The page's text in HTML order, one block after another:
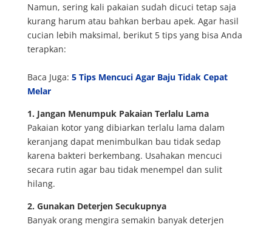
Namun, sering kali pakaian sudah dicuci tetap saja
kurang harum atau bahkan berbau apek. Agar hasil
cucian lebih maksimal, berikut 5 tips yang bisa Anda
terapkan:
Baca Juga: 5 Tips Mencuci Agar Baju Tidak Cepat
Melar
1. Jangan Menumpuk Pakaian Terlalu Lama
Pakaian kotor yang dibiarkan terlalu lama dalam
keranjang dapat menimbulkan bau tidak sedap
karena bakteri berkembang. Usahakan mencuci
secara rutin agar bau tidak menempel dan sulit
hilang.
2. Gunakan Deterjen Secukupnya
Banyak orang mengira semakin banyak deterjen